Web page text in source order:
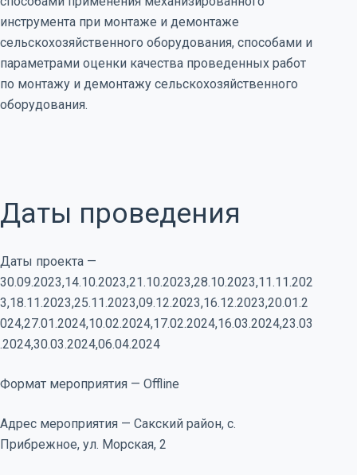
инструмента при монтаже и демонтаже
сельскохозяйственного оборудования, способами и
параметрами оценки качества проведенных работ
по монтажу и демонтажу сельскохозяйственного
оборудования.
Даты проведения
Даты проекта —
30.09.2023,14.10.2023,21.10.2023,28.10.2023,11.11.202
3,18.11.2023,25.11.2023,09.12.2023,16.12.2023,20.01.2
024,27.01.2024,10.02.2024,17.02.2024,16.03.2024,23.03
.2024,30.03.2024,06.04.2024
Формат мероприятия — Offline
Адрес мероприятия — Сакский район, с.
Прибрежное, ул. Морская, 2